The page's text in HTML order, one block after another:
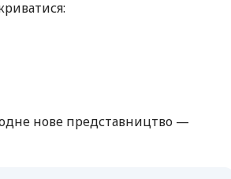
нове представництво —